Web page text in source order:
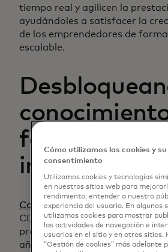
tiempo real y agilicen la
ayudándoles a satisfacer la
de los emprendedores de
escalable.
fomentar la
inclusión
Community Reinvestment Fund,
CDFI con sede en Minneapolis,
prestamista comunitario
años. Ha pasado de ser un
Cómo utilizamos las cookies y su
consentimiento
Utilizamos cookies y tecnologías
en nuestros sitios web para
rendimiento, entender a nuestro
experiencia del usuario. En algunos
utilizamos cookies para mostrar
las actividades de navegación e
usuarios en el sitio y en otros sitios.
“Gestión de cookies” más adelante